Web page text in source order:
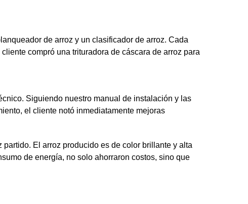
de arroz y un clasificador de arroz. Cada
compró una trituradora de cáscara de arroz para
Siguiendo nuestro manual de instalación y las
el cliente notó inmediatamente mejoras
El arroz producido es de color brillante y alta
de energía, no solo ahorraron costos, sino que